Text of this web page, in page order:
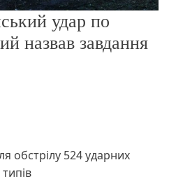
удар по
назвав завдання
обстрілу 524 ударних